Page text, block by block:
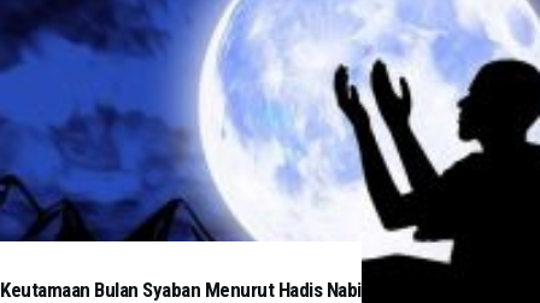
Keutamaan Bulan Syaban Menurut Hadis Nabi